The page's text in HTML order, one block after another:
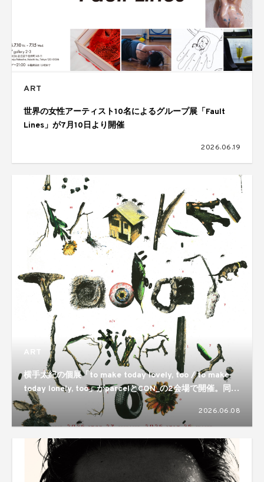
ART
世界の女性アーティスト10名によるグループ展「Fault
Lines」が7月10日より開催
2026.06.19
ART
横手太紀の個展「to make today lovely, too / to make
today lonely, too」がparcelとCON_の2会場で開催。同じ
ものが視点ひとつで反転するという両義性が静かに差し出
される
2026.06.08